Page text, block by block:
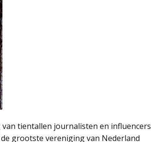
tientallen journalisten en influencers
de grootste vereniging van Nederland